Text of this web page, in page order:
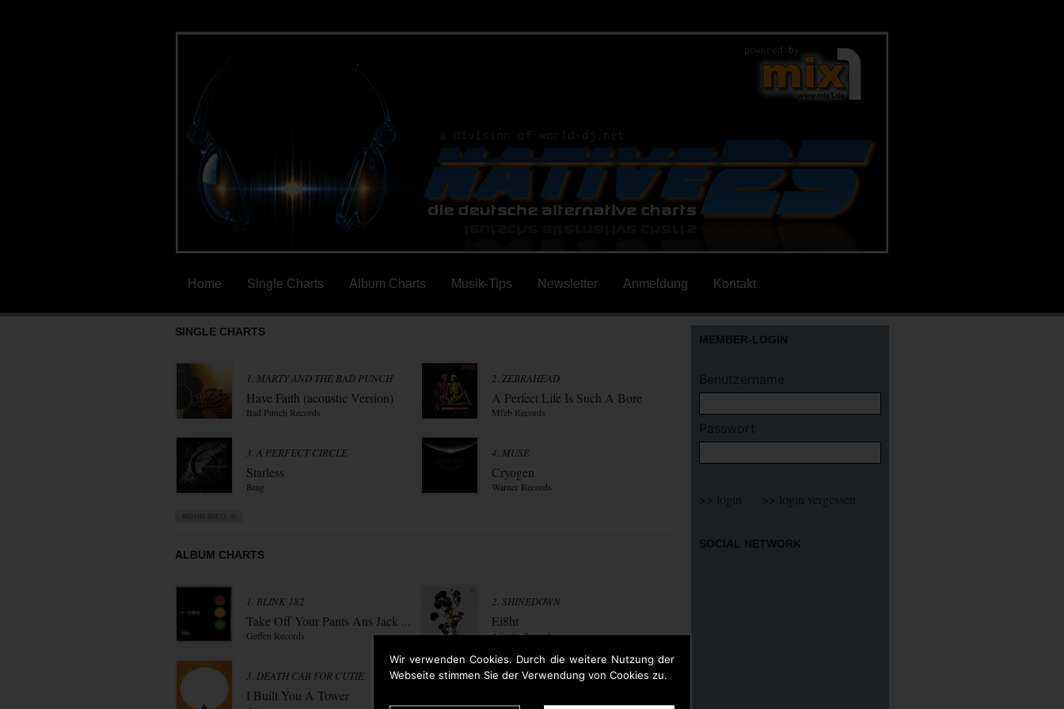
Wir verwenden Cookies. Durch die weitere Nutzung der
Webseite stimmen Sie der Verwendung von Cookies zu.
Home Single Charts Album Charts Musik-Tips Newsletter Anmeldung Kontakt
SINGLE CHARTS
1. MARTY AND THE BAD PUNCH
Have Faith (acoustic Version)
Bad Punch Records
2. ZEBRAHEAD
A Perfect Life Is Such A Bore
Mfzb Records
3. A PERFECT CIRCLE
Starless
Bmg
4. MUSE
Cryogen
Warner Records
ALBUM CHARTS
1. BLINK 182
Take Off Your Pants Ans Jack ...
Geffen Records
2. SHINEDOWN
Ei8ht
Atlantic Records
3. DEATH CAB FOR CUTIE
I Built You A Tower
4. THE SIXTERS
MEMBER-LOGIN
Benutzername
Passwort
SOCIAL NETWORK